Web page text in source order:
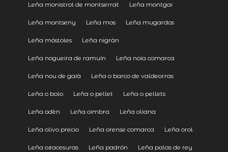
Leña monistrol de montserrat Leña montgai
Leña montseny Leña mos Leña mugardos
Leña móstoles Leña nigrán
Leña nogueira de ramuín Leña noia comarca
Leña nou de gaià Leña o barco de valdeorras
Leña o bolo Leña o pellet Leña o pellets
Leña odèn Leña oimbra Leña oliana
Leña olivo precio Leña orense comarca Leña orol
Leña ozacesuras Leña padrón Leña palas de rey